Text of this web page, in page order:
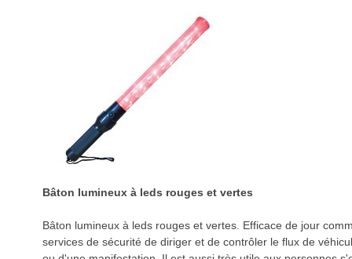
Bâton lumineux à leds rouges et vertes
Bâton lumineux à leds rouges et vertes. Efficace de jour
services de sécurité de diriger et de contrôler le flux de